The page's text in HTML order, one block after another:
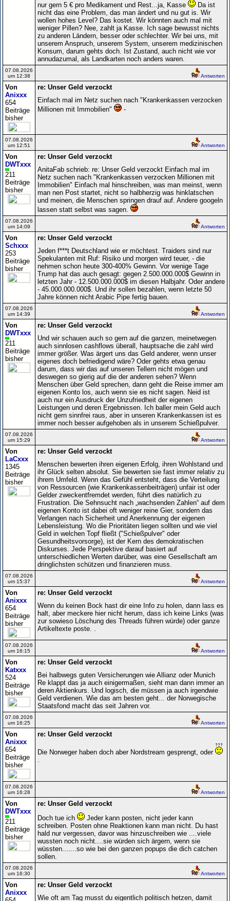
nur gern 5 € pro Medikament und Rest...ja, Kasse
Da ist
nicht das eine Problem, das man ändert und nu gut is. Wir
wollen hohes Level? Das kostet. Wir könnten auch mal mit
weniger Pillen? Nee, zahlt ja Kasse. Ich sage bewusst nichts
zu anderen Ländern, besser oder schlechter. Wir bei uns, mit
unserem Anspruch, unserem System, unserem medizinischen
Konsum, darum gehts doch. Ist Zustand, auch nicht wie vor
annudazumal, als Landkarten noch anders waren.
07.08.2026
um 12:38
Antworten
Von
Anixxx
654
Beiträge
bisher
re: Unser Geld verzockt
Einfach mal im Netz suchen nach "Krankenkassen verzocken
Millionen mit Immobilien"
-
07.08.2026
um 12:51
Antworten
Von
DWTxxx
211
Beiträge
bisher
re: Unser Geld verzockt
AnitaFab schrieb: re: Unser Geld verzockt Einfach mal im
Netz suchen nach "Krankenkassen verzocken Millionen mit
Immobilien" Einfach mal hinschreiben, was man meinst, wenn
man nen Post startet, nicht so halbherzig was hinklatschen
und meinen, die Menschen springen drauf auf. Andere googeln
lassen statt selbst was sagen.
07.08.2026
um 14:09
Antworten
Von
Schxxx
253
Beiträge
bisher
re: Unser Geld verzockt
Jeden f***t Deutschland wie er möchtest. Traiders sind nur
Spekulanten mit Ruf: Risiko und morgen wird teuer, - die
nehmen schon heute 300-400% Gewinn. Vor wenige Tage
Trump hat das auch gesagt: gegen 2.500.000.000$ Gewinn in
letzten Jahr - 12.500.000.000$ im diesen Halbjahr. Oder andere
- 45.000.000.000$. Und ihr sollen bezahlen, wenn letzte 50
Jahre können nicht Arabic Pipe fertig bauen.
07.08.2026
um 14:39
Antworten
Von
DWTxxx
211
Beiträge
bisher
re: Unser Geld verzockt
Und wir schauen auch so gern auf die ganzen, meinetwegen
auch sinnlosen cashflows überall, hauptsache die zahl wird
immer größer. Was ärgert uns das Geld anderer, wenn unser
eigenes doch befriedigend wäre? Oder gehts etwa genau
darum, dass wir das auf unseren Tellern nicht mögen und
deswegen so gierig auf die der anderen sehen? Wenn
Menschen über Geld sprechen, dann geht die Reise immer am
eigenen Konto los, auch wenn sie es nicht sagen. Neid ist
auch nur ein Ausdruck der Unzufriedheit der eigenen
Leistungen und deren Ergebnissen. Ich baller mein Geld auch
nicht gern sinnfrei raus, aber in unseren Krankenkassen ist es
immer noch besser aufgehoben als in unserem Schießpulver.
07.08.2026
um 15:29
Antworten
Von
LaCxxx
1345
Beiträge
bisher
re: Unser Geld verzockt
Menschen bewerten ihren eigenen Erfolg, ihren Wohlstand und
ihr Glück selten absolut. Sie bewerten sie fast immer relativ zu
ihrem Umfeld. Wenn das Gefühl entsteht, dass die Verteilung
von Ressourcen (wie Krankenkassenbeiträgen) unfair ist oder
Gelder zweckentfremdet werden, führt dies natürlich zu
Frustration. Die Sehnsucht nach „wachsenden Zahlen“ auf dem
eigenen Konto ist dabei oft weniger reine Gier, sondern das
Verlangen nach Sicherheit und Anerkennung der eigenen
Lebensleistung. Wo die Prioritäten liegen sollten und wie viel
Geld in welchen Topf fließt ("Schießpulver" oder
Gesundheitsvorsorge), ist der Kern des demokratischen
Diskurses. Jede Perspektive darauf basiert auf
unterschiedlichen Werten darüber, was eine Gesellschaft am
dringlichsten schützen und finanzieren muss.
07.08.2026
um 15:37
Antworten
Von
Anixxx
654
Beiträge
bisher
re: Unser Geld verzockt
Wenn du keinen Bock hast dir eine Info zu holen, dann lass es
halt, aber meckere hier nicht herum, dass ich keine Links (was
zur sowieso Löschung des Threads führen würde) oder ganze
Artikeltexte poste. .
07.08.2026
um 16:15
Antworten
Von
Katxxx
524
Beiträge
bisher
re: Unser Geld verzockt
Bei halbwegs guten Versicherungen wie Allianz oder Munich
Re klappt das ja auch einigermaßen, sieht man dann immer an
deren Aktienkurs. Und logisch, die müssen ja auch irgendwie
Geld verdienen. Wie das am besten geht... der Norwegische
Staatsfond macht das seit Jahren vor.
07.08.2026
um 16:25
Antworten
Von
Anixxx
654
Beiträge
bisher
re: Unser Geld verzockt
Die Norweger haben doch aber Nordstream gesprengt, oder
07.08.2026
um 16:28
Antworten
Von
DWTxxx
211
Beiträge
bisher
re: Unser Geld verzockt
Doch tue ich
Jeder kann posten, nicht jeder kann
schreiben. Posten ohne Reaktionen kann man nicht. Du hast
hald nur vergessen, davor was hinzuschreiben wie ....viele
wussten noch nicht....sie würden sich ärgern, wenn sie
wüssten.......so wie bei den ganzen popups die dich catchen
sollen.
07.08.2026
um 16:30
Antworten
Von
Anixxx
re: Unser Geld verzockt
Wie oft am Tag musst du eigentlich politisch hetzen, damit